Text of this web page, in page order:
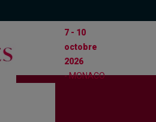
7 - 10
octobre
2026
- MONACO